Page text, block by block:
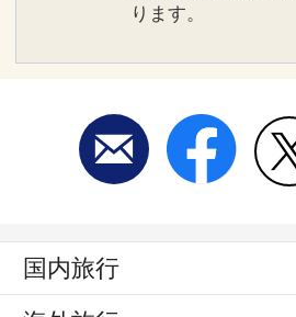
ります。
国内旅行